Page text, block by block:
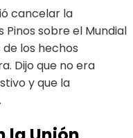
cancelar la
sobre el Mundial
los hechos
Dijo que no era
y que la